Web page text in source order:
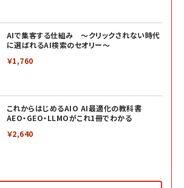
AIで集客する仕組み ～クリックされない時代
に選ばれるAI検索のセオリー～
￥1,760
これからはじめるAIO AI最適化の教科書
AEO・GEO・LLMOがこれ1冊でわかる
￥2,640